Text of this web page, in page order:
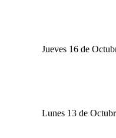
Jueves 16 de
Lunes 13 de